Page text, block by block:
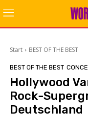
Start BEST OF THE BEST
BEST OF THE BEST
Hollywood
Rock-
Deutschland